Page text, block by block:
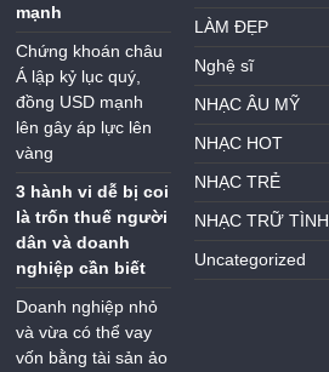
mạnh
Chứng khoán châu
Á lập kỷ lục quý,
đồng USD mạnh
lên gây áp lực lên
vàng
3 hành vi dễ bị coi
là trốn thuế người
dân và doanh
nghiệp cần biết
Doanh nghiệp nhỏ
và vừa có thể vay
vốn bằng tài sản ảo
LÀM ĐẸP
Nghệ sĩ
NHẠC ÂU MỸ
NHẠC HOT
NHẠC TRẺ
NHẠC TRỮ TÌNH
Uncategorized